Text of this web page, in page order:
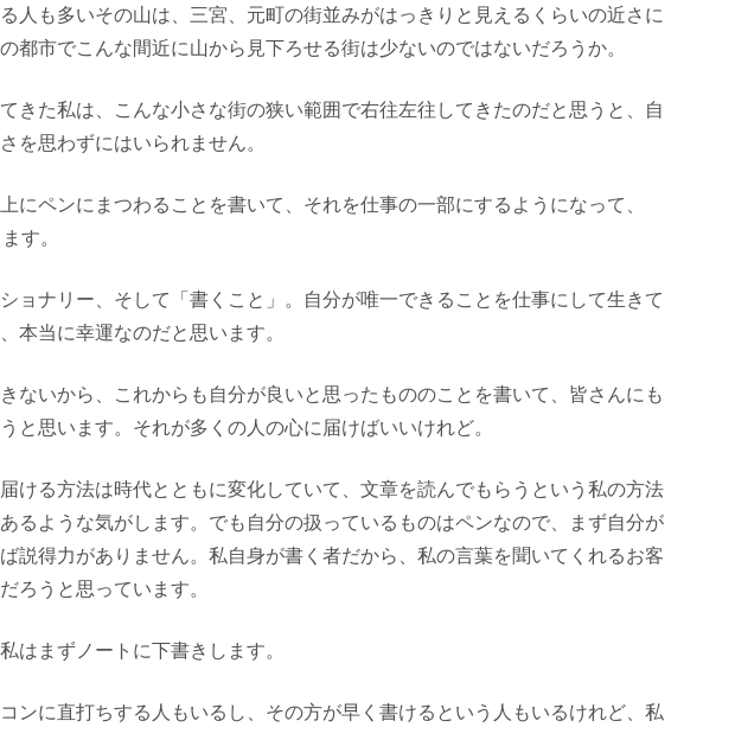
人も多いその山は、三宮、元町の街並みがはっきりと見えるくらいの近さに
都市でこんな間近に山から見下ろせる街は少ないのではないだろうか。
きた私は、こんな小さな街の狭い範囲で右往左往してきたのだと思うと、自
を思わずにはいられません。
にペンにまつわることを書いて、それを仕事の一部にするようになって、
す。
ョナリー、そして「書くこと」。自分が唯一できることを仕事にして生きて
本当に幸運なのだと思います。
ないから、これからも自分が良いと思ったもののことを書いて、皆さんにも
と思います。それが多くの人の心に届けばいいけれど。
ける方法は時代とともに変化していて、文章を読んでもらうという私の方法
るような気がします。でも自分の扱っているものはペンなので、まず自分が
説得力がありません。私自身が書く者だから、私の言葉を聞いてくれるお客
ろうと思っています。
はまずノートに下書きします。
ンに直打ちする人もいるし、その方が早く書けるという人もいるけれど、私